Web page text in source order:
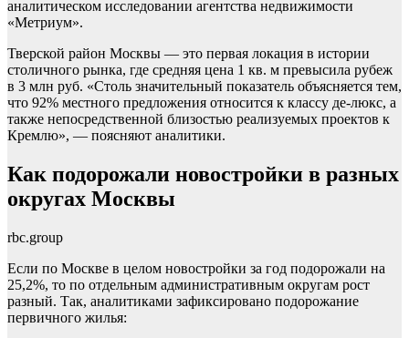
аналитическом исследовании агентства недвижимости
«Метриум».
Тверской район Москвы — это первая локация в истории
столичного рынка, где средняя цена 1 кв. м превысила рубеж
в 3 млн руб. «Столь значительный показатель объясняется тем,
что 92% местного предложения относится к классу де-люкс, а
также непосредственной близостью реализуемых проектов к
Кремлю», — поясняют аналитики.
Как подорожали новостройки в разных
округах Москвы
rbc.group
Если по Москве в целом новостройки за год подорожали на
25,2%, то по отдельным административным округам рост
разный. Так, аналитиками зафиксировано подорожание
первичного жилья: